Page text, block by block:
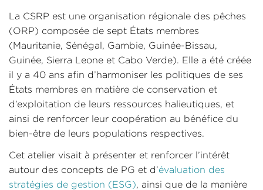
La CSRP est une organisation régionale des pêches
(ORP) composée de sept États membres
(Mauritanie, Sénégal, Gambie, Guinée-Bissau,
Guinée, Sierra Leone et Cabo Verde). Elle a été créée
il y a 40 ans afin d’harmoniser les politiques de ses
États membres en matière de conservation et
d’exploitation de leurs ressources halieutiques, et
ainsi de renforcer leur coopération au bénéfice du
bien-être de leurs populations respectives.
Cet atelier visait à présenter et renforcer l’intérêt
autour des concepts de PG et d’évaluation des
stratégies de gestion (ESG), ainsi que de la manière